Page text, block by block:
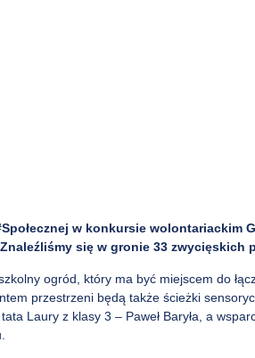
w konkursie wolontariackim
się w gronie 33
ogród, który ma być miejscem do
przestrzeni będą także ścieżki
Laury z klasy 3 – Paweł Baryła, a